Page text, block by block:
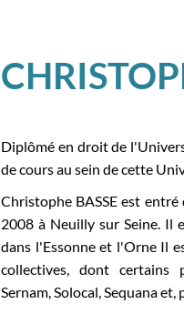
Diplômé en droit de
de cours au sein de cette
Christophe BASSE est
2008 à Neuilly sur Seine. Il
dans l'Essonne et l'Orne Il
collectives, dont certains
Sernam, Solocal, Sequana